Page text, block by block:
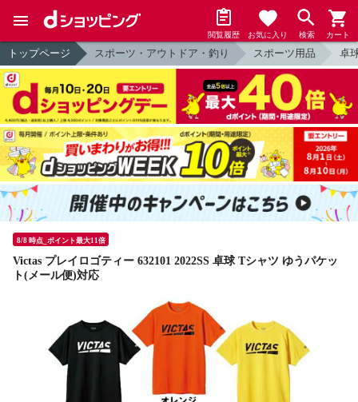
閲覧履歴 お気に入り 検索 カート
トップページ スポーツ・アウトドア・釣り スポーツ用品 卓
8/8 時点_ポイント最大11倍
Victas プレイロゴティー 632101 2022SS 卓球 Tシャツ ゆうパケッ
ト(メール便)対応